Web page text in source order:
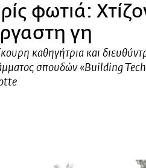
Ψυχή & Σώμα
Άκου την
Ιστορία μιας πόλης
Radio Lifo
φωτιά:
γη
καθηγήτρια και
σπουδών «Building